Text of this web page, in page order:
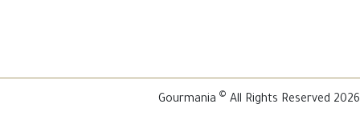
Gourmania © All Rights Reserved 2026